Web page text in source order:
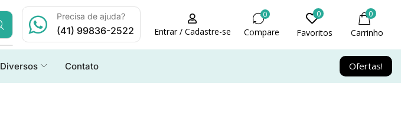
Precisa de ajuda?
(41) 99836-2522 Entrar / Cadastre-se
0
Compare
0
Favoritos
0
Carrinho
Diversos Contato Ofertas!